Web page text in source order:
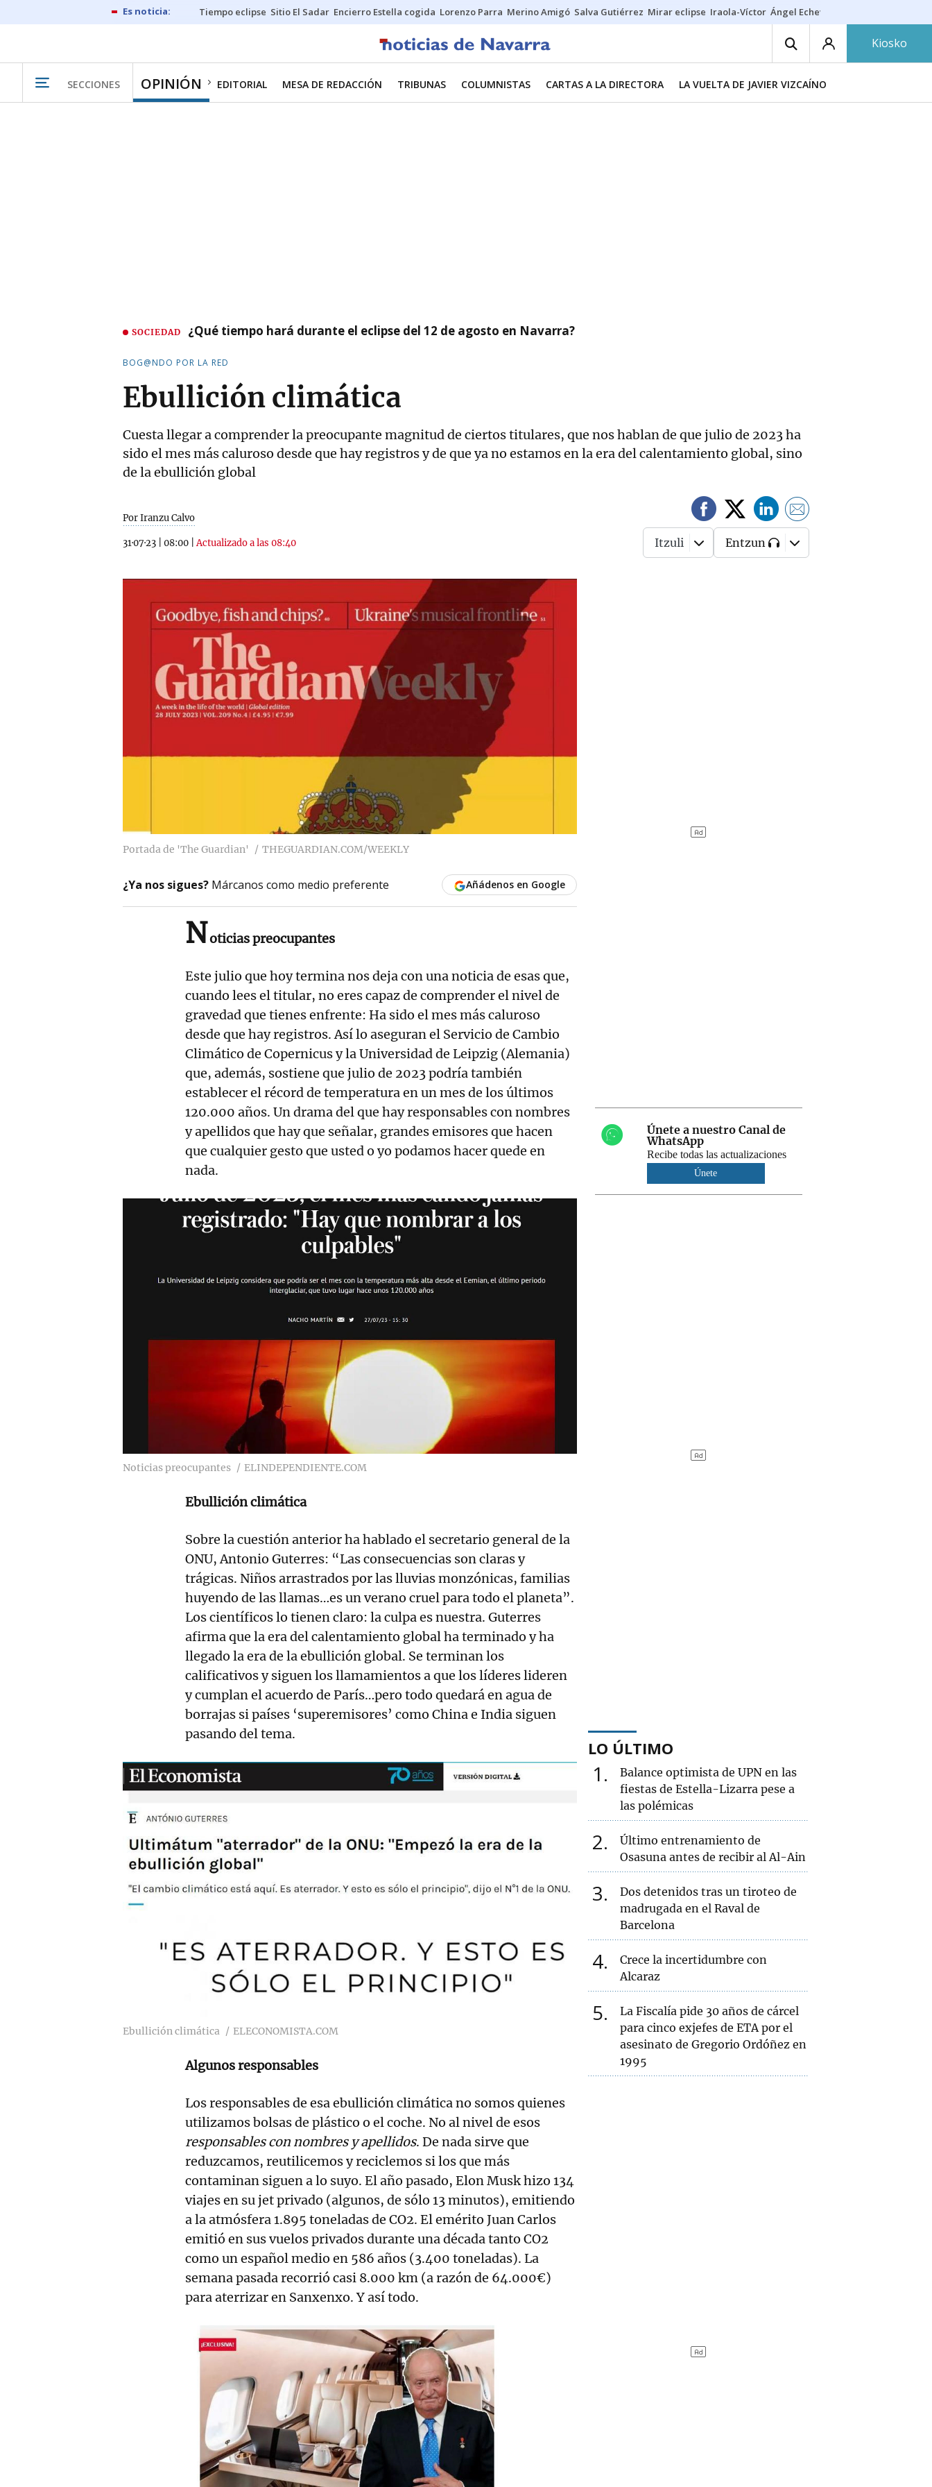
Tiempo eclipse Sitio El Sadar Encierro Estella cogida Lorenzo Parra Merino Amigó Salva Gutiérrez Mirar eclipse Iraola-Víctor Ángel Echeverría
Kiosko
SECCIONES OPINIÓN EDITORIAL MESA DE REDACCIÓN TRIBUNAS COLUMNISTAS CARTAS A LA DIRECTORA LA VUELTA DE JAVIER VIZCAÍNO
SOCIEDAD ¿Qué tiempo hará durante el eclipse del 12 de agosto en Navarra?
BOG@NDO POR LA RED
Ebullición climática
Cuesta llegar a comprender la preocupante magnitud de ciertos titulares, que nos hablan de que julio de 2023 ha
sido el mes más caluroso desde que hay registros y de que ya no estamos en la era del calentamiento global, sino
de la ebullición global
Por Iranzu Calvo
31·07·23 08:00 |Actualizado a las 08:40 Itzuli Entzun
Portada de 'The Guardian' THEGUARDIAN.COM/WEEKLY
¿Ya nos sigues? Márcanos como medio preferente Añádenos en Google
Noticias preocupantes
Este julio que hoy termina nos deja con una noticia de esas que,
cuando lees el titular, no eres capaz de comprender el nivel de
gravedad que tienes enfrente: Ha sido el mes más caluroso
desde que hay registros. Así lo aseguran el Servicio de Cambio
Climático de Copernicus y la Universidad de Leipzig (Alemania)
que, además, sostiene que julio de 2023 podría también
establecer el récord de temperatura en un mes de los últimos
120.000 años. Un drama del que hay responsables con nombres
y apellidos que hay que señalar, grandes emisores que hacen
que cualquier gesto que usted o yo podamos hacer quede en
nada.
Noticias preocupantes ELINDEPENDIENTE.COM
Ebullición climática
Sobre la cuestión anterior ha hablado el secretario general de la
ONU, Antonio Guterres: “Las consecuencias son claras y
trágicas. Niños arrastrados por las lluvias monzónicas, familias
huyendo de las llamas…es un verano cruel para todo el planeta”.
Los científicos lo tienen claro: la culpa es nuestra. Guterres
afirma que la era del calentamiento global ha terminado y ha
llegado la era de la ebullición global. Se terminan los
calificativos y siguen los llamamientos a que los líderes lideren
y cumplan el acuerdo de París…pero todo quedará en agua de
borrajas si países ‘superemisores’ como China e India siguen
pasando del tema.
Ebullición climática ELECONOMISTA.COM
Algunos responsables
Los responsables de esa ebullición climática no somos quienes
utilizamos bolsas de plástico o el coche. No al nivel de esos
responsables con nombres y apellidos. De nada sirve que
reduzcamos, reutilicemos y reciclemos si los que más
contaminan siguen a lo suyo. El año pasado, Elon Musk hizo 134
viajes en su jet privado (algunos, de sólo 13 minutos), emitiendo
a la atmósfera 1.895 toneladas de CO2. El emérito Juan Carlos
emitió en sus vuelos privados durante una década tanto CO2
como un español medio en 586 años (3.400 toneladas). La
semana pasada recorrió casi 8.000 km (a razón de 64.000€)
para aterrizar en Sanxenxo. Y así todo.
Únete a nuestro Canal de
WhatsApp
Recibe todas las actualizaciones
Únete
LO ÚLTIMO
1
Balance optimista de UPN en las
fiestas de Estella-Lizarra pese a
las polémicas
2
Último entrenamiento de
Osasuna antes de recibir al Al-Ain
3
Dos detenidos tras un tiroteo de
madrugada en el Raval de
Barcelona
4
Crece la incertidumbre con
Alcaraz
5
La Fiscalía pide 30 años de cárcel
para cinco exjefes de ETA por el
asesinato de Gregorio Ordóñez en
1995